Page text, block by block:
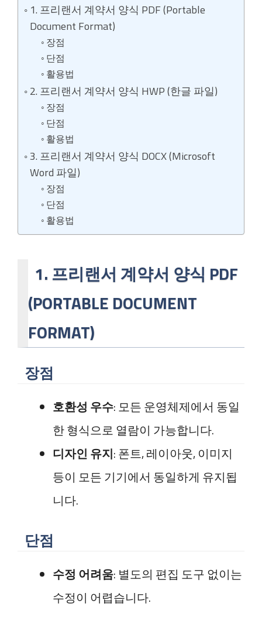
1. 프리랜서 계약서 양식 PDF (Portable
Document Format)
장점
단점
활용법
2. 프리랜서 계약서 양식 HWP (한글 파일)
장점
단점
활용법
3. 프리랜서 계약서 양식 DOCX (Microsoft
Word 파일)
장점
단점
활용법
1. 프리랜서 계약서 양식 PDF
(PORTABLE DOCUMENT
FORMAT)
장점
호환성 우수: 모든 운영체제에서 동일
한 형식으로 열람이 가능합니다.
디자인 유지: 폰트, 레이아웃, 이미지
등이 모든 기기에서 동일하게 유지됩
니다.
단점
수정 어려움: 별도의 편집 도구 없이는
수정이 어렵습니다.